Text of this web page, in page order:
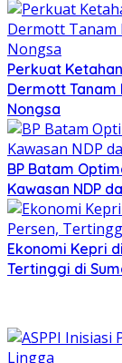
Perkuat
Dermott Tanam
Nongsa
BP Batam
Kawasan NDP
Ekonomi Kepri
Tertinggi di